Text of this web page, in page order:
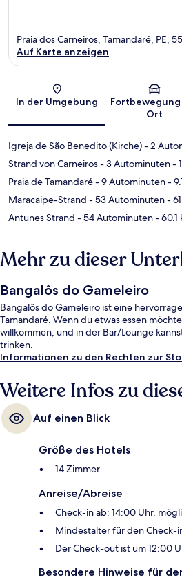
Karte
Praia dos Carneiros, Tamandaré, PE,
Auf Karte anzeigen
In der Umgebung
Fortbewegung
Ort
Igreja de São Benedito (Kirche)- 2
Strand von Carneiros- 3 Autominuten-
Praia de Tamandaré- 9 Autominuten-
Maracaipe-Strand - 53 Autominuten-
Antunes Strand - 54 Autominuten- 60.1
Mehr zu dieser
Bangalôs do Gameleiro
Bangalôs do Gameleiro ist eine
Tamandaré. Wenn du etwas essen
willkommen, und in der Bar/Lounge
trinken.
Informationen zu den Rechten zur
Weitere Infos zu
Auf einen Blick
Größe des Hotels
14 Zimmer
Anreise/Abreise
Check-in ab: 14:00 Uhr,
Mindestalter für den Check-
Der Check-out ist um 12:00
Besondere Hinweise für